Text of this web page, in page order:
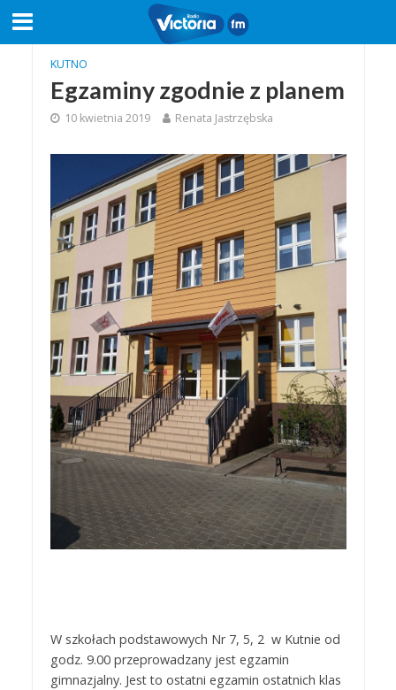
KUTNO
Egzaminy zgodnie z planem
10 kwietnia 2019 Renata Jastrzębska
W szkołach podstawowych Nr 7, 5, 2 w Kutnie od
godz. 9.00 przeprowadzany jest egzamin
gimnazjalny. Jest to ostatni egzamin ostatnich klas